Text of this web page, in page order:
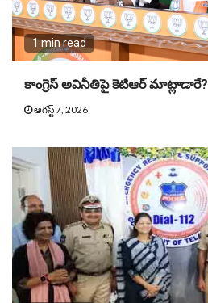
1 min read
కాంగ్రెస్ అవినీతిపై కెటిఆర్ మాట్లాడారే?
ఆగస్ట్ 7, 2026